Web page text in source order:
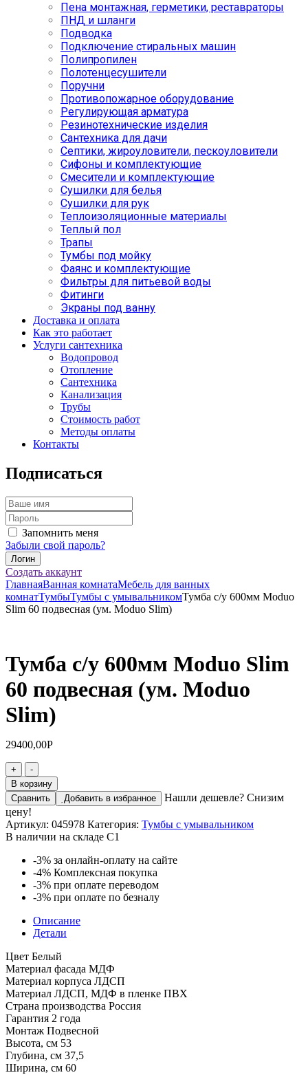
Пена монтажная, герметики, реставраторы
ПНД и шланги
Подводка
Подключение стиральных машин
Полипропилен
Полотенцесушители
Поручни
Противопожарное оборудование
Регулирующая арматура
Резинотехнические изделия
Сантехника для дачи
Септики, жироуловители, пескоуловители
Сифоны и комплектующие
Смесители и комплектующие
Сушилки для белья
Сушилки для рук
Теплоизоляционные материалы
Теплый пол
Трапы
Тумбы под мойку
Фаянс и комплектующие
Фильтры для питьевой воды
Фитинги
Экраны под ванну
Доставка и оплата
Как это работает
Услуги сантехника
Водопровод
Отопление
Сантехника
Канализация
Трубы
Стоимость работ
Методы оплаты
Контакты
Подписаться
Запомнить меня
Забыли свой пароль?
Создать аккаунт
ГлавнаяВанная комнатаМебель для ванных
комнатТумбыТумбы с умывальникомТумба с/у 600мм Moduo
Slim 60 подвесная (ум. Moduo Slim)
Тумба с/у 600мм Moduo Slim
60 подвесная (ум. Moduo
Slim)
29400,00Р
+
Количество
товара
Тумба
с/
у
600мм
Moduo
Slim
60
подвесная
(ум.
Moduo
Slim)
-
В корзину
Сравнить
Добавить в избранное
Нашли дешевле? Снизим
цену!
Артикул: 045978 Категория: Тумбы с умывальником
В наличии на складе С1
-3% за онлайн-оплату на сайте
-4% Комплексная покупка
-3% при оплате переводом
-3% при оплате по безналу
Описание
Детали
Цвет Белый
Материал фасада МДФ
Материал корпуса ЛДСП
Материал ЛДСП, МДФ в пленке ПВХ
Страна производства Россия
Гарантия 2 года
Монтаж Подвесной
Высота, см 53
Глубина, см 37,5
Ширина, см 60